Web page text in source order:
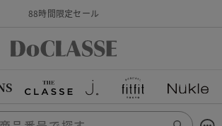
88時間限定セール